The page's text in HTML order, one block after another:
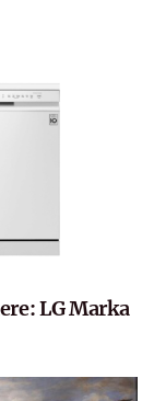
LG Marka